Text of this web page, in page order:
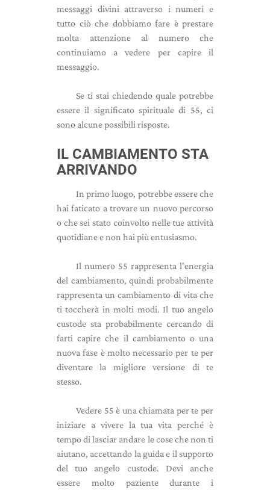
messaggi divini attraverso i numeri e
tutto ciò che dobbiamo fare è prestare
molta attenzione al numero che
continuiamo a vedere per capire il
messaggio.
Se ti stai chiedendo quale potrebbe
essere il significato spirituale di 55, ci
sono alcune possibili risposte.
IL CAMBIAMENTO STA
ARRIVANDO
In primo luogo, potrebbe essere che
hai faticato a trovare un nuovo percorso
o che sei stato coinvolto nelle tue attività
quotidiane e non hai più entusiasmo.
Il numero 55 rappresenta l'energia
del cambiamento, quindi probabilmente
rappresenta un cambiamento di vita che
ti toccherà in molti modi. Il tuo angelo
custode sta probabilmente cercando di
farti capire che il cambiamento o una
nuova fase è molto necessario per te per
diventare la migliore versione di te
stesso.
Vedere 55 è una chiamata per te per
iniziare a vivere la tua vita perché è
tempo di lasciar andare le cose che non ti
aiutano, accettando la guida e il supporto
del tuo angelo custode. Devi anche
essere molto paziente durante i